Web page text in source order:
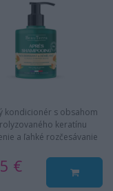
kondicionér s obsahom
keratínu
a ľahké rozčesávanie
€